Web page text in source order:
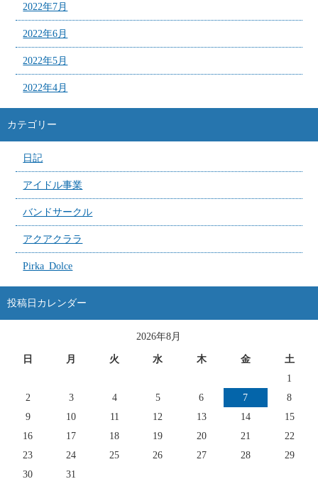
2022年7月
2022年6月
2022年5月
2022年4月
カテゴリー
日記
アイドル事業
バンドサークル
アクアクララ
Pirka_Dolce
投稿日カレンダー
2026年8月
日 月 火 水 木 金
土
1
2
3 4 5 6 7
8
9
10 11 12 13 14
15
16
17 18 19 20 21
22
23
24 25 26 27 28
29
30
31